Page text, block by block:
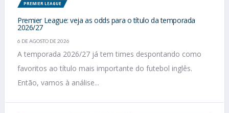
PREMIER LEAGUE
Premier League: veja as odds para o título da temporada
2026/27
6 DE AGOSTO DE 2026
A temporada 2026/27 já tem times despontando como
favoritos ao título mais importante do futebol inglês.
Então, vamos à análise...